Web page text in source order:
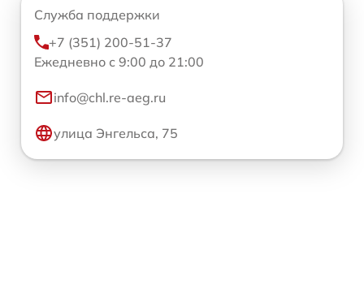
Служба поддержки
+7 (351) 200-51-37
Ежедневно с 9:00 до 21:00
info@chl.re-aeg.ru
улица Энгельса, 75